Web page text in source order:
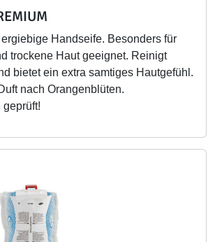
Handseife. Besonders für
trockene Haut geeignet. Reinigt
bietet ein extra samtiges Hautgefühl.
nach Orangenblüten.
geprüft!